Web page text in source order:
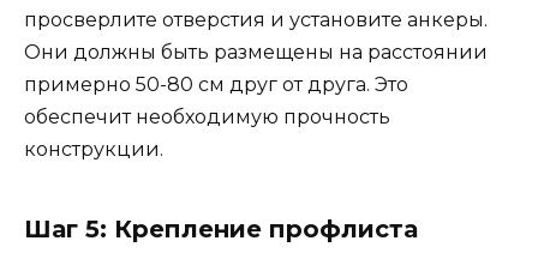
просверлите отверстия и установите анкеры.
Они должны быть размещены на расстоянии
примерно 50-80 см друг от друга. Это
обеспечит необходимую прочность
конструкции.
Шаг 5: Крепление профлиста